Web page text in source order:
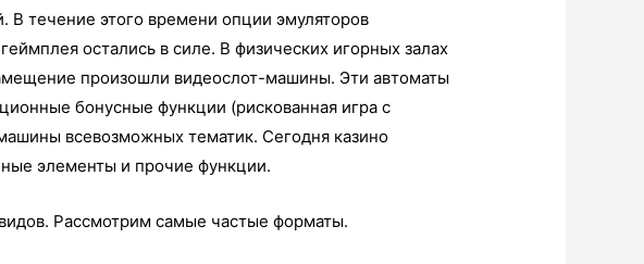
В течение этого времени опции эмуляторов
остались в силе. В физических игорных залах
произошли видеослот-машины. Эти автоматы
бонусные функции (рискованная игра с
всевозможных тематик. Сегодня казино
элементы и прочие функции.
Рассмотрим самые частые форматы.